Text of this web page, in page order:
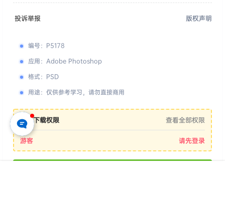
投诉举报 版权声明
编号： P5178
应用： Adobe Photoshop
格式： PSD
用途： 仅供参考学习，请勿直接商用
您的下载权限 查看全部权限
游客 请先登录